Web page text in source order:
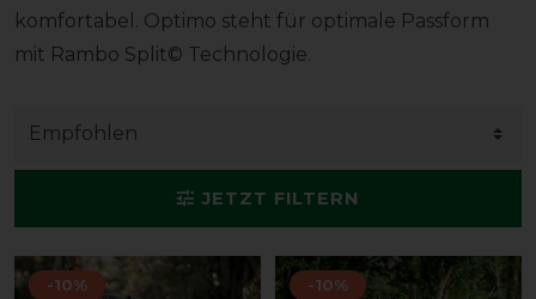
komfortabel. Optimo steht für optimale Passform
mit Rambo Split© Technologie.
JETZT FILTERN
-10% -10%